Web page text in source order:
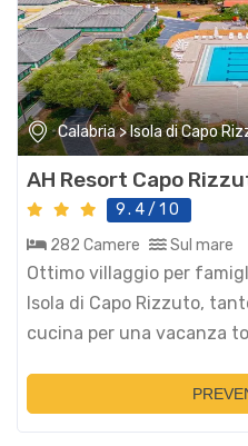
Calabria > Isola di Capo
AH Resort Capo
9.4/10
282 Camere
Sul mare
Ottimo villaggio per
Isola di Capo Rizzuto,
cucina per una vacanza